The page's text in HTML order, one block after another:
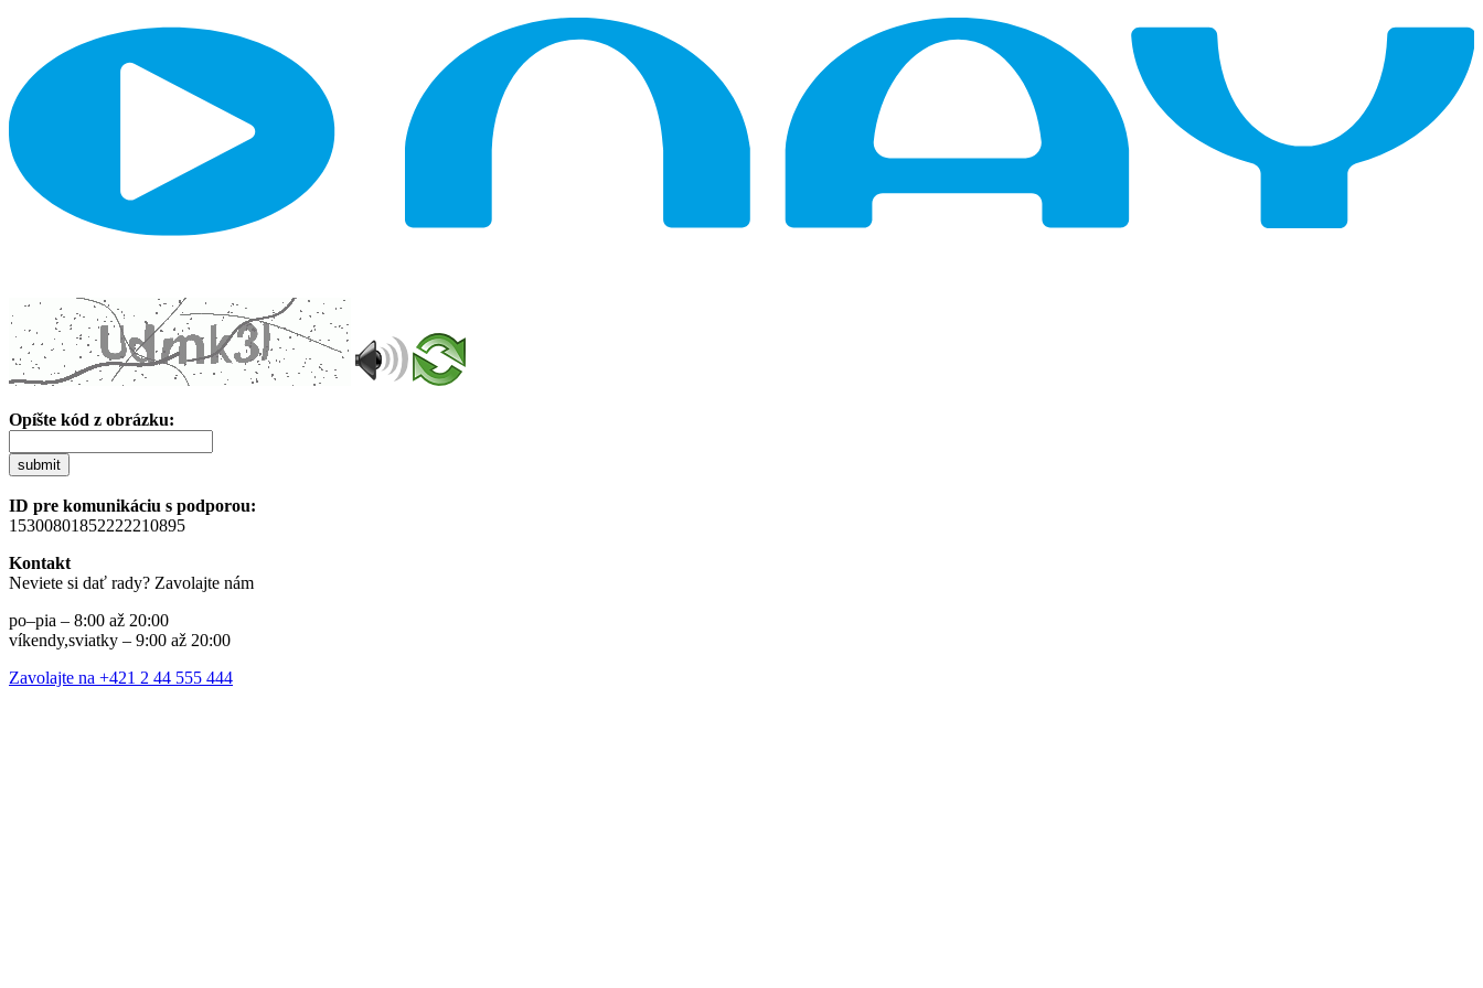
Opíšte kód z obrázku:
submit
ID pre komunikáciu s podporou:
15300801852222210895
Kontakt
Neviete si dať rady? Zavolajte nám
po–pia – 8:00 až 20:00
víkendy,sviatky – 9:00 až 20:00
Zavolajte na +421 2 44 555 444